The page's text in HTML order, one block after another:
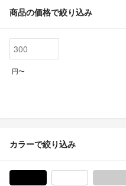
商品の価格で絞り込み
円〜
カラーで絞り込み